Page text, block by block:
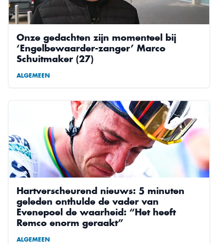
Onze gedachten zijn momenteel bij
‘Engelbewaarder-zanger’ Marco
Schuitmaker (27)
ALGEMEEN
Hartverscheurend nieuws: 5 minuten
geleden onthulde de vader van
Evenepoel de waarheid: “Het heeft
Remco enorm geraakt”
ALGEMEEN